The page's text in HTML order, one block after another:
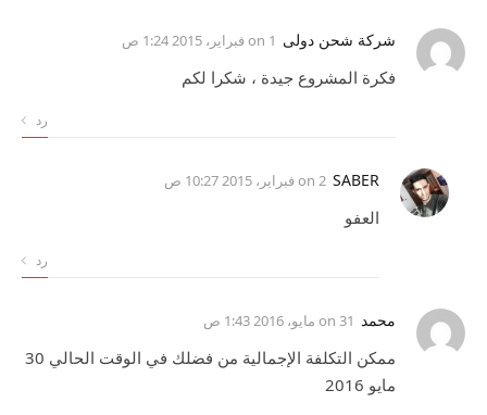
شركة شحن دولى 1 فبراير، 2015 1:24 ص
فكرة المشروع جيدة ، شكرا لكم
رد
SABER 2 فبراير، 2015 10:27 ص
العفو
رد
محمد 31 مايو، 2016 1:43 ص
ممكن التكلفة الإجمالية من فضلك في الوقت الحالي 30
مايو 2016